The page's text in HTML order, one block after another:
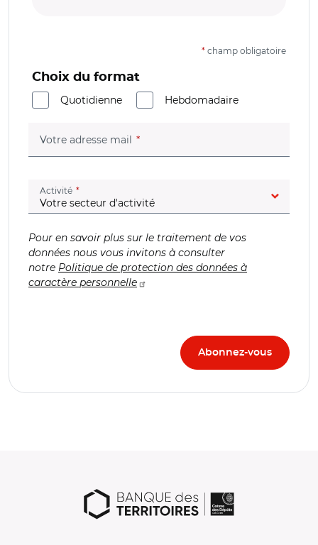
* champ obligatoire
Choix du format
Quotidienne
Hebdomadaire
Votre adresse mail (champ obligatoire)
Activité (champ obligatoire)
Pour en savoir plus sur le traitement de vos
données nous vous invitons à consulter
notre Politique de protection des données à
caractère personnelle